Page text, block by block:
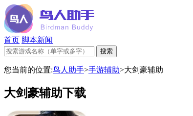
首页 脚本新闻
您当前的位置:鸟人助手>手游辅助>大剑豪辅助
大剑豪辅助下载